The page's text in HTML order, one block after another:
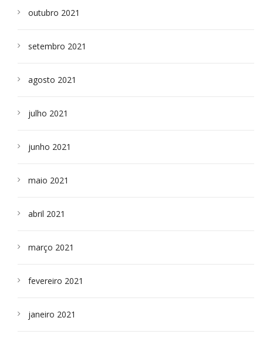
outubro 2021
setembro 2021
agosto 2021
julho 2021
junho 2021
maio 2021
abril 2021
março 2021
fevereiro 2021
janeiro 2021